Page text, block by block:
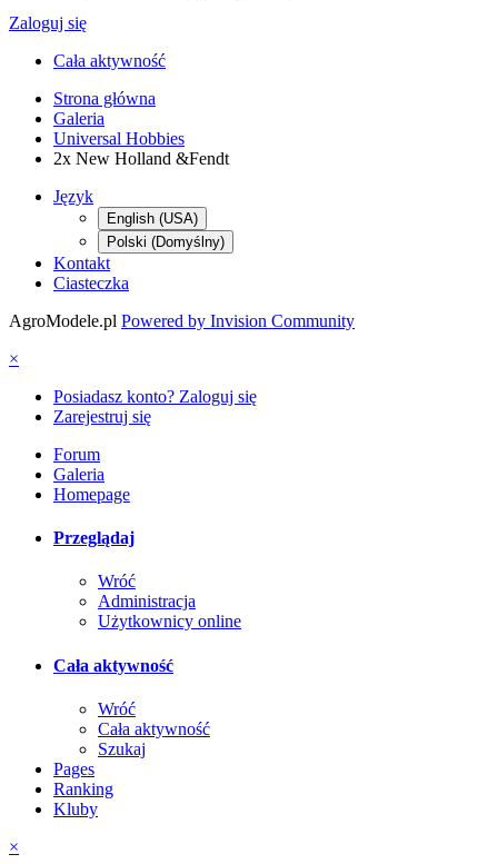
Zaloguj się
Cała aktywność
Strona główna
Galeria
Universal Hobbies
2x New Holland &Fendt
Język
English (USA)
Polski (Domyślny)
Kontakt
Ciasteczka
AgroModele.pl Powered by Invision Community
×
Posiadasz konto? Zaloguj się
Zarejestruj się
Forum
Galeria
Homepage
Przeglądaj
Wróć
Administracja
Użytkownicy online
Cała aktywność
Wróć
Cała aktywność
Szukaj
Pages
Ranking
Kluby
×